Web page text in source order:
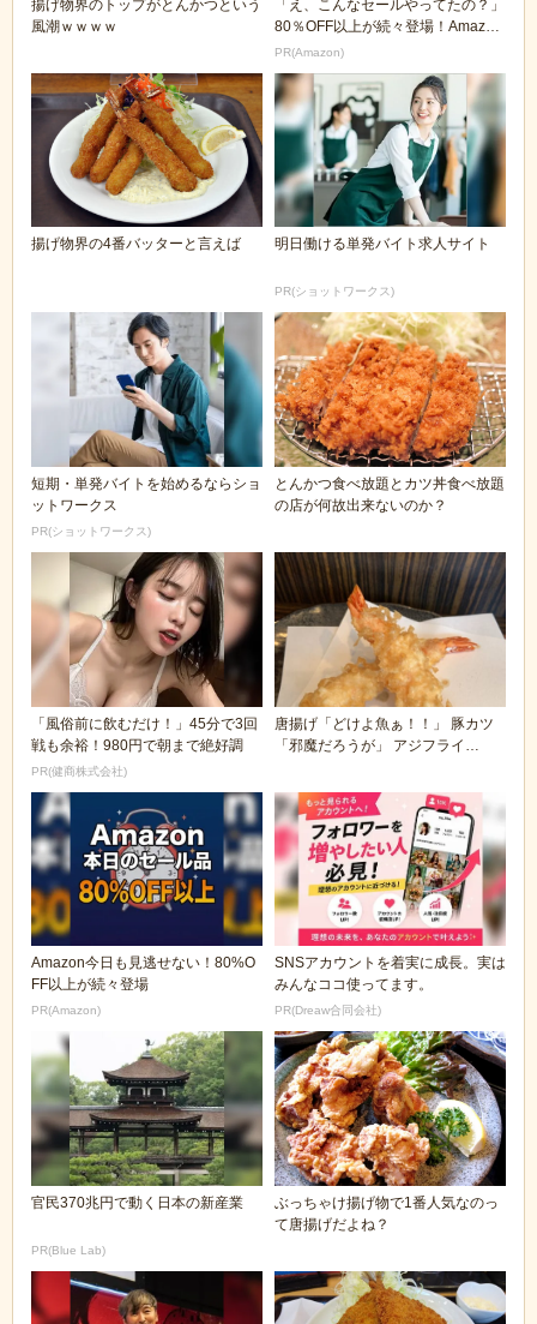
揚げ物界のトップがとんかつという
風潮ｗｗｗｗ
「え、こんなセールやってたの？」
80％OFF以上が続々登場！Amazon
の本気が...
PR(Amazon)
揚げ物界の4番バッターと言えば 明日働ける単発バイト求人サイト
PR(ショットワークス)
短期・単発バイトを始めるならショ
ットワークス
PR(ショットワークス)
とんかつ食べ放題とカツ丼食べ放題
の店が何故出来ないのか？
「風俗前に飲むだけ！」45分で3回
戦も余裕！980円で朝まで絶好調
PR(健商株式会社)
唐揚げ「どけよ魚ぁ！！」 豚カツ
「邪魔だろうが」 アジフライ
Amazon今日も見逃せない！80%O
FF以上が続々登場
PR(Amazon)
SNSアカウントを着実に成長。実は
みんなココ使ってます。
PR(Dreaw合同会社)
官民370兆円で動く日本の新産業
PR(Blue Lab)
ぶっちゃけ揚げ物で1番人気なのっ
て唐揚げだよね？